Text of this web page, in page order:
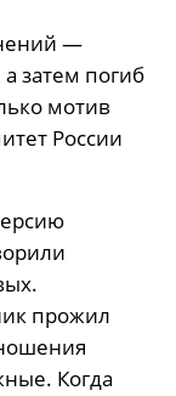
—
затем погиб
мотив
России
прожил
Когда